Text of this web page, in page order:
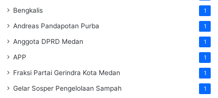
Bengkalis 1
Andreas Pandapotan Purba 1
Anggota DPRD Medan 1
APP 1
Fraksi Partai Gerindra Kota Medan 1
Gelar Sosper Pengelolaan Sampah 1